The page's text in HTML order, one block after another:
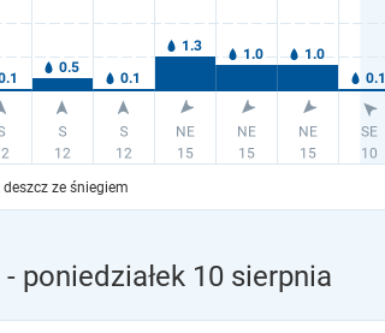
deszcz ze śniegiem
- poniedziałek 10 sierpnia